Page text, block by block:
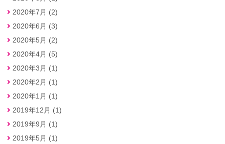
2020年7月 (2)
2020年6月 (3)
2020年5月 (2)
2020年4月 (5)
2020年3月 (1)
2020年2月 (1)
2020年1月 (1)
2019年12月 (1)
2019年9月 (1)
2019年5月 (1)